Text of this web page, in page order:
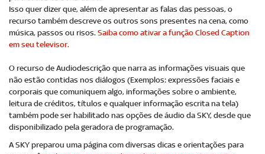
Isso quer dizer que, além de apresentar as falas das pessoas, o
recurso também descreve os outros sons presentes na cena, como
música, passos ou risos. Saiba como ativar a função Closed Caption
em seu televisor.
O recurso de Audiodescrição que narra as informações visuais que
não estão contidas nos diálogos (Exemplos: expressões faciais e
corporais que comuniquem algo, informações sobre o ambiente,
leitura de créditos, títulos e qualquer informação escrita na tela)
também pode ser habilitado nas opções de áudio da SKY, desde que
disponibilizado pela geradora de programação.
A SKY preparou uma página com diversas dicas e orientações para